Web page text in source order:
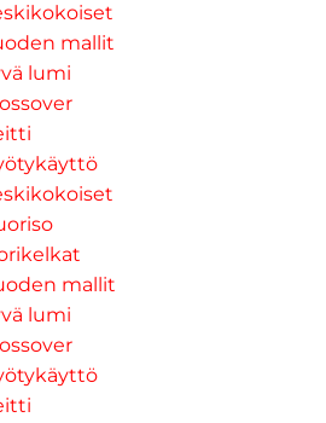
mallit
lumi
mallit
lumi